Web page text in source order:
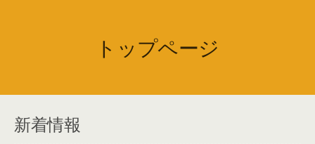
トップページ
新着情報